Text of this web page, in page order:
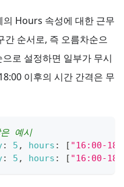
의 Hours 속성에 대한 근무
간 순서로, 즉 오름차순으
로 설정하면 일부가 무시
이후의 시간 간격은 무
예시
: 5 , hours : [ "16:00-
: 5 , hours : [ "16:00-